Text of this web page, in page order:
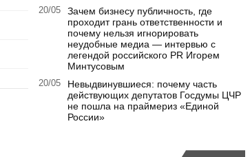
20/05
Зачем бизнесу публичность, где
проходит грань ответственности и
почему нельзя игнорировать
неудобные медиа — интервью с
легендой российского PR Игорем
Минтусовым
20/05
Невыдвинувшиеся: почему часть
действующих депутатов Госдумы ЦЧР
не пошла на праймериз «Единой
России»